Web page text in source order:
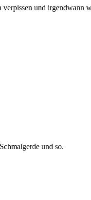
und irgendwann
und so.